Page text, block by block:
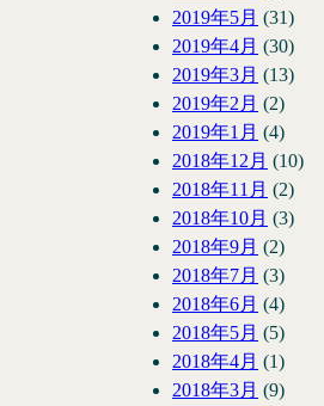
2019年5月 (31)
2019年4月 (30)
2019年3月 (13)
2019年2月 (2)
2019年1月 (4)
2018年12月 (10)
2018年11月 (2)
2018年10月 (3)
2018年9月 (2)
2018年7月 (3)
2018年6月 (4)
2018年5月 (5)
2018年4月 (1)
2018年3月 (9)